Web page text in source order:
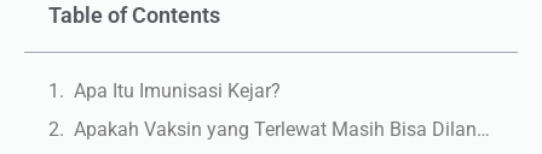
Table of Contents
Apa Itu Imunisasi Kejar?
Apakah Vaksin yang Terlewat Masih Bisa Dilanjutkan?